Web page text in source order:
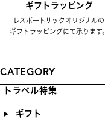
ギフトラッピング
レスポートサックオリジナルの
ギフトラッピングにて承ります。
CATEGORY
トラベル特集
ギフト